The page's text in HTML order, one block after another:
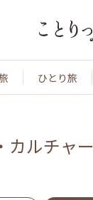
ひとり旅
カルチャー